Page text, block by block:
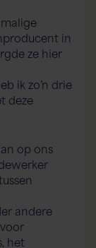
in
ze hier
ik zo’n drie
deze
op ons
andere
het